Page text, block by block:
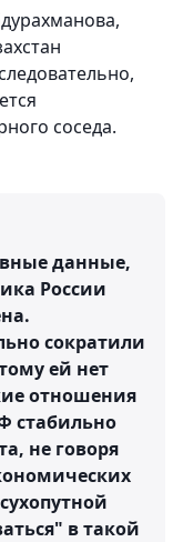
соседа.
данные,
России
сократили
ей нет
отношения
стабильно
не говоря
в такой